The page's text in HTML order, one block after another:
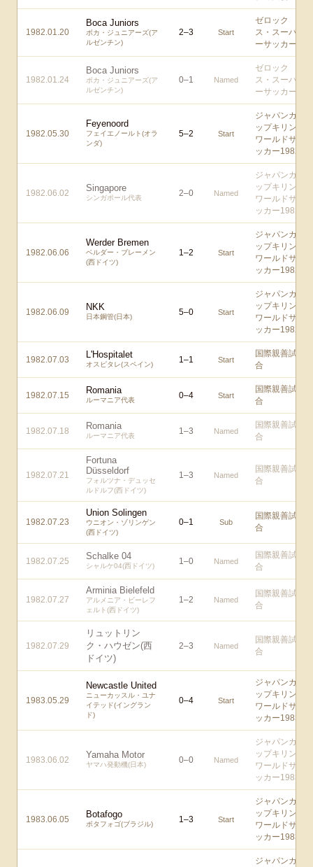
1982.01.20
Boca Juniors
ボカ・ジュニアーズ(ア
ルゼンチン)
2–3 Start
ゼロック
ス・スーパ
ーサッカー
1982.01.24
Boca Juniors
ボカ・ジュニアーズ(ア
ルゼンチン)
0–1 Named
ゼロック
ス・スーパ
ーサッカー
1982.05.30
Feyenoord
フェイエノールト(オラ
ンダ)
5–2 Start
ジャパンカ
ップキリン
ワールドサ
ッカー1982
1982.06.02 Singapore
シンガポール代表 2–0 Named
ジャパンカ
ップキリン
ワールドサ
ッカー1982
1982.06.06
Werder Bremen
ベルダー・ブレーメン
(西ドイツ)
1–2 Start
ジャパンカ
ップキリン
ワールドサ
ッカー1982
1982.06.09 NKK
日本鋼管(日本) 5–0 Start
ジャパンカ
ップキリン
ワールドサ
ッカー1982
1982.07.03 L'Hospitalet
オスピタレ(スペイン) 1–1 Start
国際親善試
合
1982.07.15 Romania
ルーマニア代表 0–4 Start
国際親善試
合
1982.07.18 Romania
ルーマニア代表 1–3 Named
国際親善試
合
1982.07.21
Fortuna
Düsseldorf
フォルツナ・デュッセ
ルドルフ(西ドイツ)
1–3 Named
国際親善試
合
1982.07.23
Union Solingen
ウニオン・ゾリンゲン
(西ドイツ)
0–1 Sub
国際親善試
合
1982.07.25 Schalke 04
シャルケ04(西ドイツ) 1–0 Named
国際親善試
合
1982.07.27
Arminia Bielefeld
アルメニア・ビーレフ
ェルト(西ドイツ)
1–2 Named
国際親善試
合
1982.07.29
リュットリン
ク・ハウゼン(西
ドイツ)
2–3 Named
国際親善試
合
1983.05.29
Newcastle United
ニューカッスル・ユナ
イテッド(イングラン
ド)
0–4 Start
ジャパンカ
ップキリン
ワールドサ
ッカー1983
1983.06.02 Yamaha Motor
ヤマハ発動機(日本) 0–0 Named
ジャパンカ
ップキリン
ワールドサ
ッカー1983
1983.06.05 Botafogo
ボタフォゴ(ブラジル) 1–3 Start
ジャパンカ
ップキリン
ワールドサ
ッカー1983
ジャパンカ